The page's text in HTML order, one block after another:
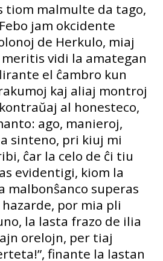
tiom malmulte da tago,
jam okcidente
de Herkulo, miaj
vidi la amategan
el ĉambro kun
kaj aliaj montroj
al honesteco,
ago, manieroj,
sinteno, pri kiuj mi
ĉar la celo de ĉi tiu
evidentigi, kiom la
malbonŝanco superas
por mia pli
la lasta frazo de ilia
orelojn, per tiaj
finante la lastan